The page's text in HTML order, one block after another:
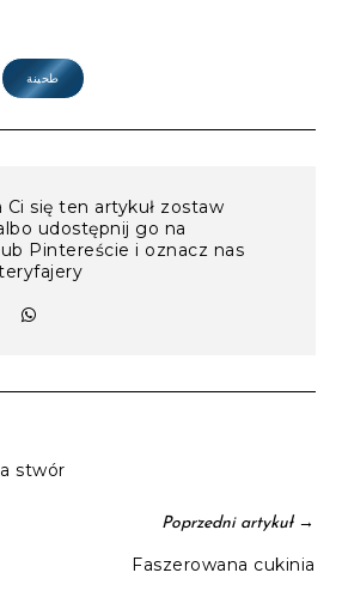
طحينة
Ci się ten artykuł zostaw
udostępnij go na
Pintereście i oznacz nas
stwór
Poprzedni artykuł→
Faszerowana cukinia